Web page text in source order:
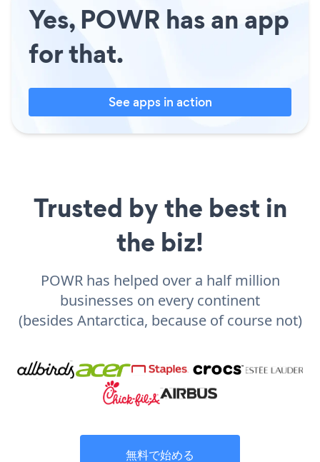
Yes, POWR has an app
for that.
See apps in action
Trusted by the best in
the biz!
POWR has helped over a half million
businesses on every continent
(besides Antarctica, because of course not)
無料で始める